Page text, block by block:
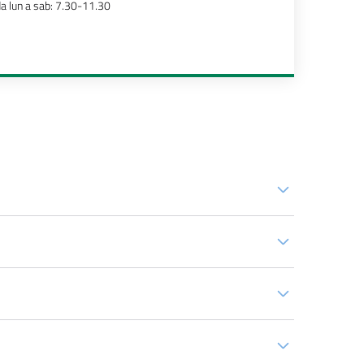
lun a sab: 7.30-11.30